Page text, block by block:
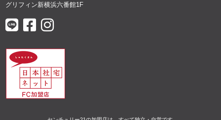
グリフィン新横浜六番館1F